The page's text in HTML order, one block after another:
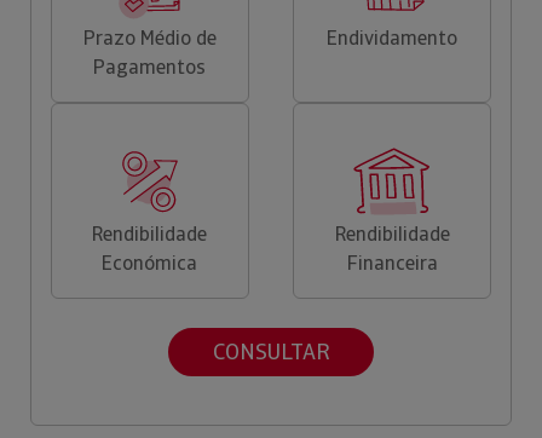
Prazo Médio de
Pagamentos
Endividamento
Rendibilidade
Económica
Rendibilidade
Financeira
CONSULTAR